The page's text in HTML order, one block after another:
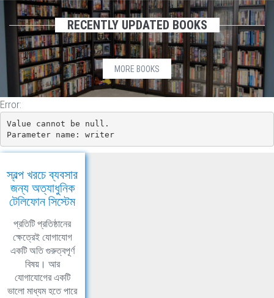
RECENTLY UPDATED BOOKS
MORE BOOKS
Error:
Value cannot be null.
Parameter name: writer
স্বল্প খরচে ব্যবসার
জন্য অত্যাধুনিক
টেলিফোন সিস্টেম
প্রতিটি প্রতিষ্ঠানের
ক্ষেত্রেই যোগাযোগ
একটি অতি গুরুত্বপূর্ণ
বিষয়। আর
যোগাযোগের একটি
ভালো মাধ্যম হতে পারে